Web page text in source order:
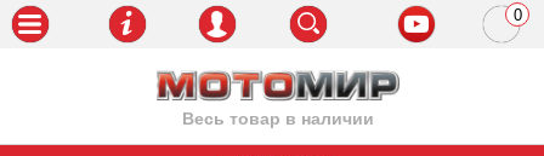
Весь товар в наличии
0